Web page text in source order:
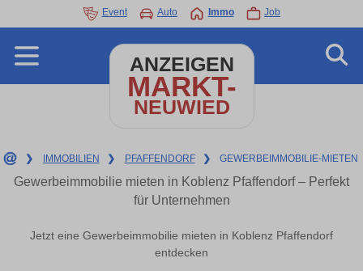
Event Auto Immo Job
ANZEIGEN
MARKT-
NEUWIED
❯ IMMOBILIEN ❯ PFAFFENDORF ❯ GEWERBEIMMOBILIE-MIETEN
Gewerbeimmobilie mieten in Koblenz Pfaffendorf – Perfekt
für Unternehmen
Jetzt eine Gewerbeimmobilie mieten in Koblenz Pfaffendorf
entdecken